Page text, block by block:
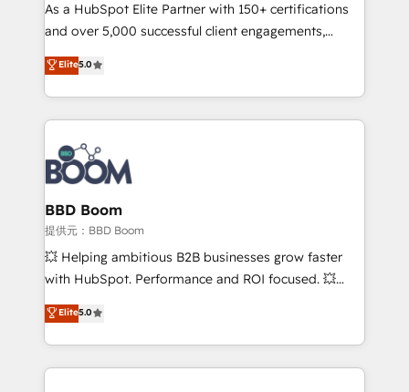
de conversion qui transforment les visiteurs en
opportunités d'affaires ➤ La mise en place de
stratégies d'acquisition marketing (SEO, SEA,
inbound, automatisation marketing, ABM, IA,
emailing) Informations clés : - 10 ans d'expérience -
100+ intégrations CRM HubSpot réussies - 40
experts conseil - 150 certifications HubSpot
cumulées
As a HubSpot Elite Partner with 150+ certifications
and over 5,000 successful client engagements,
Vonazon turns marketing complexity into
measurable, scalable growth. From onboarding to
enterprise-grade campaigns, our in-house team
builds scalable strategies that drive long-term
revenue. ⚙️ HubSpot Integration & Optimization •
Seamless CRM, CMS, and automation setup •
Complex platform migrations and data cleanups •
Custom APIs and third-party integrations 📈 End-to-
End Revenue Acceleration • Lifecycle marketing and
pipeline growth programs • Sales enablement tools
and CRM optimization • Retention strategies with
Execution • 750+ onboardings and 2,000+
implementations • Deep expertise across marketing,
Elite5.0
BBD Boom
提供元：BBD Boom
💥 Helping ambitious B2B businesses grow faster
with HubSpot. Performance and ROI focused. 💥
BBD Boom is the HubSpot partner that can help you
to HubSpot Better. We work with your teams to
solve all your HubSpot challenges and improve user
adoption, sales process and marketing results.
Elite5.0